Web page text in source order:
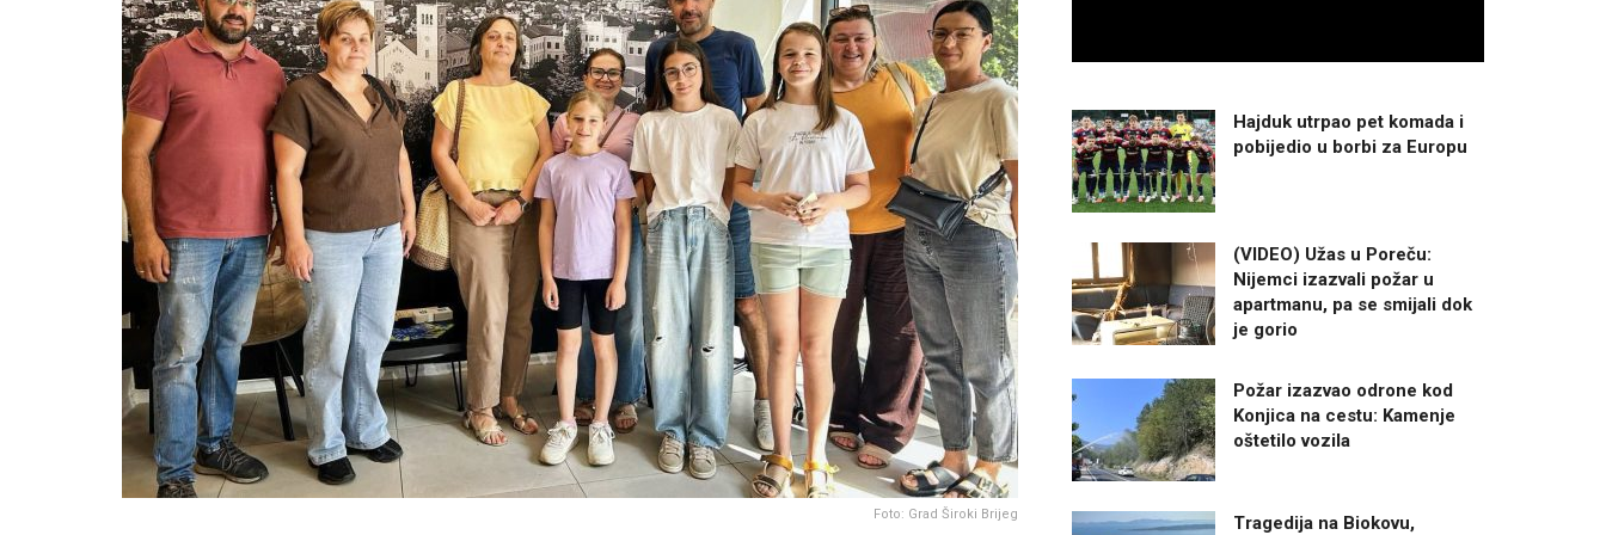
Foto: Grad Široki Brijeg
Hajduk utrpao pet komada i
pobijedio u borbi za Europu
(VIDEO) Užas u Poreču:
Nijemci izazvali požar u
apartmanu, pa se smijali dok
je gorio
Požar izazvao odrone kod
Konjica na cestu: Kamenje
oštetilo vozila
Tragedija na Biokovu,